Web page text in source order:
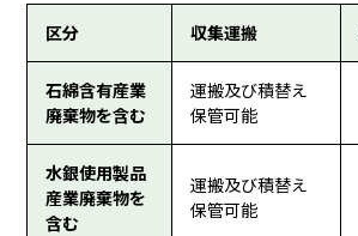
区分 収集運搬
石綿含有産業
廃棄物を含む
運搬及び積替え
保管可能
水銀使用製品
産業廃棄物を
含む
運搬及び積替え
保管可能